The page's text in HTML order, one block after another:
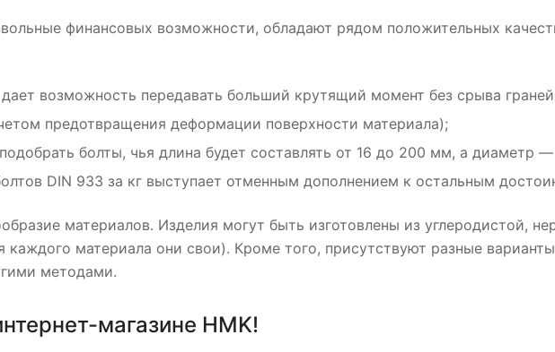
финансовых возможности, обладают рядом положительных
возможность передавать больший крутящий момент без срыва
предотвращения деформации поверхности материала);
болты, чья длина будет составлять от 16 до 200 мм, а диаметр
DIN 933 за кг выступает отменным дополнением к остальным
материалов. Изделия могут быть изготовлены из углеродистой,
каждого материала они свои). Кроме того, присутствуют разные
методами.
магазине HMK!